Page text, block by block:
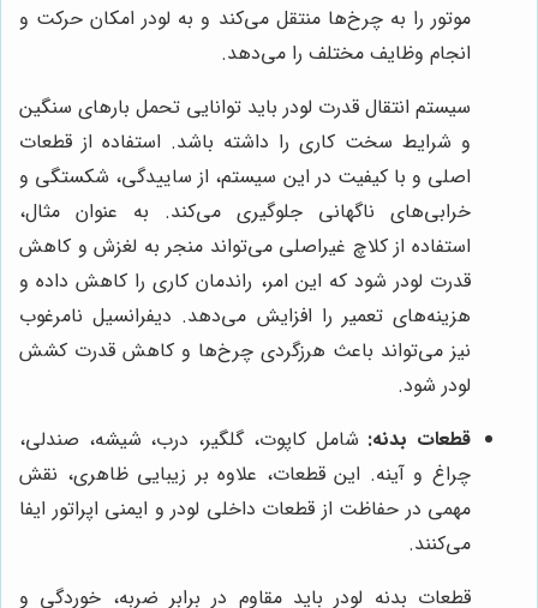
موتور را به چرخ‌ها منتقل می‌کند و به لودر امکان حرکت و
انجام وظایف مختلف را می‌دهد.
سیستم انتقال قدرت لودر باید توانایی تحمل بارهای سنگین
و شرایط سخت کاری را داشته باشد. استفاده از قطعات
اصلی و با کیفیت در این سیستم، از ساییدگی، شکستگی و
خرابی‌های ناگهانی جلوگیری می‌کند. به عنوان مثال،
استفاده از کلاچ غیراصلی می‌تواند منجر به لغزش و کاهش
قدرت لودر شود که این امر، راندمان کاری را کاهش داده و
هزینه‌های تعمیر را افزایش می‌دهد. دیفرانسیل نامرغوب
نیز می‌تواند باعث هرزگردی چرخ‌ها و کاهش قدرت کشش
لودر شود.
قطعات بدنه: شامل کاپوت، گلگیر، درب، شیشه، صندلی،
چراغ و آینه. این قطعات، علاوه بر زیبایی ظاهری، نقش
مهمی در حفاظت از قطعات داخلی لودر و ایمنی اپراتور ایفا
می‌کنند.
قطعات بدنه لودر باید مقاوم در برابر ضربه، خوردگی و